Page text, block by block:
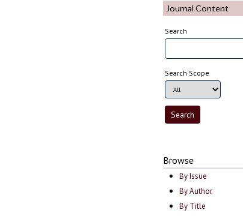
Journal Content
Search
Search Scope
Browse
By Issue
By Author
By Title